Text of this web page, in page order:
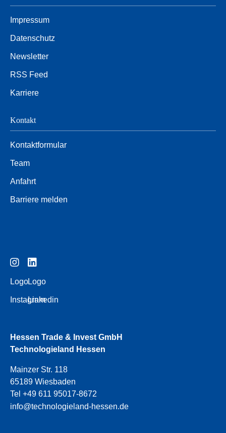
Impressum
Datenschutz
Newsletter
RSS Feed
Karriere
Kontakt
Kontaktformular
Team
Anfahrt
Barriere melden
Logo
Instagram
Logo
Linkedin
Hessen Trade & Invest GmbH
Technologieland Hessen
Mainzer Str. 118
65189 Wiesbaden
Tel +49 611 95017-8672
info@technologieland-hessen.de